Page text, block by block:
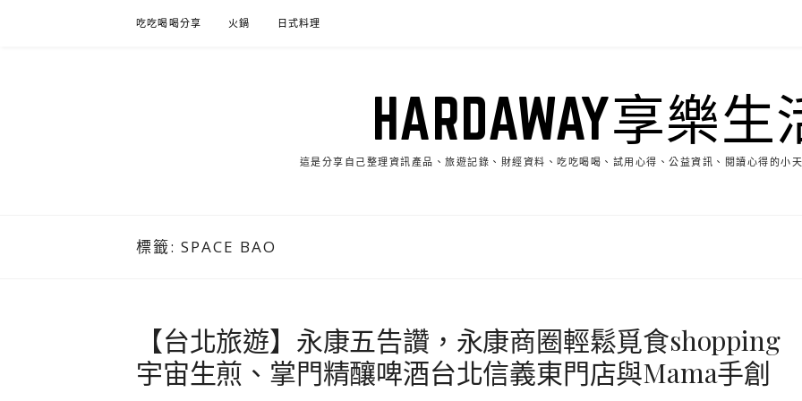
吃吃喝喝分享 火鍋 日式料理
HARDAWAY享樂生
這是分享自己整理資訊產品、旅遊記錄、財經資料、吃吃喝喝、試用心得、公益資訊、閱讀心得的小
標籤: SPACE BAO
【台北旅遊】永康五告讚，永康商圈輕鬆覓食shopping
宇宙生煎、掌門精釀啤酒台北信義東門店與Mama手創